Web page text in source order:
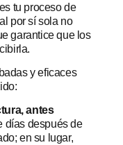
tu proceso de
por sí sola no
garantice que los
y eficaces
antes
días después de
en su lugar,